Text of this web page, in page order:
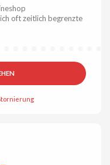
oft zeitlich begrenzte